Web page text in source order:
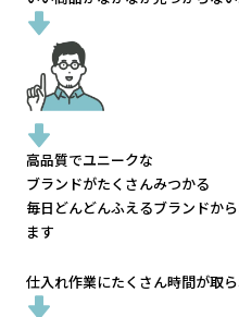
高品質でユニークな
ブランドがたくさんみつかる
毎日どんどんふえるブランドから
ます
仕入れ作業にたくさん時間が取